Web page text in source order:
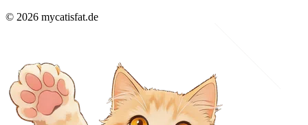
© 2026 mycatisfat.de